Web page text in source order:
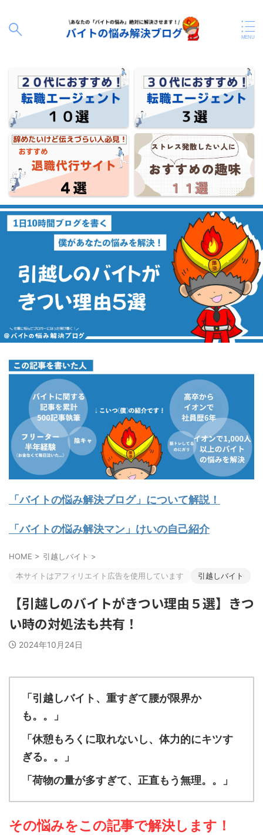
「バイトの悩み解決ブログ」について解説！
「バイトの悩み解決マン」けいの自己紹介
HOME > 引越しバイト >
本サイトはアフィリエイト広告を使用しています 引越しバイト
【引越しのバイトがきつい理由５選】きつ
い時の対処法も共有！
2024年10月24日
「引越しバイト、重すぎて腰が限界か
も。。」
「休憩もろくに取れないし、体力的にキツす
ぎる。。」
「荷物の量が多すぎて、正直もう無理。。」
その悩みをこの記事で解決します！